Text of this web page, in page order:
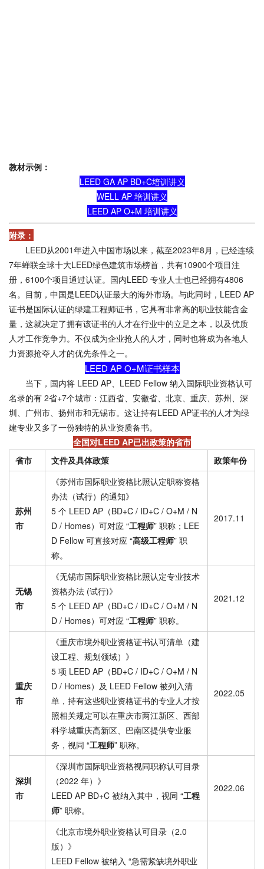
教材示例：
LEED GA AP BD+C培训讲义
WELL AP 培训讲义
LEED AP O+M 培训讲义
附录：
LEED从2001年进入中国市场以来，截至2023年8月，已经连续
7年蝉联全球十大LEED绿色建筑市场榜首，共有10900个项目注
册，6100个项目通过认证。国内LEED 专业人士也已经拥有4806
名。目前，中国是LEED认证最大的海外市场。与此同时，LEED AP
证书是国际认证的绿建工程师证书，它具有非常高的职业技能含金
量，这就决定了拥有该证书的人才在行业中的立足之本，以及优质
人才工作竞争力。不仅成为企业抢人的人才，同时也将成为各地人
力资源抢夺人才的优先条件之一。
LEED AP O+M证书样本
当下，国内将 LEED AP、LEED Fellow 纳入国际职业资格认可
名录的有 2省+7个城市：江西省、安徽省、北京、重庆、苏州、深
圳、广州市、扬州市和无锡市。这让持有LEED AP证书的人才为绿
建专业又多了一份独特的从业资质备书。
全国对LEED AP已出政策的省市
省市
文件及具体政策 政策年份
苏州
市
《苏州市国际职业资格比照认定职称资格
办法（试行）的通知》
5 个 LEED AP（BD+C / ID+C / O+M / N
D / Homes）可对应 “工程师” 职称；LEE
D Fellow 可直接对应 “高级工程师” 职
称。
2017.11
无锡
市
《无锡市国际职业资格比照认定专业技术
资格办法 (试行)》
5 个 LEED AP（BD+C / ID+C / O+M / N
D / Homes）可对应 “工程师” 职称。
2021.12
重庆
市
《重庆市境外职业资格证书认可清单（建
设工程、规划领域）》
5 项 LEED AP（BD+C / ID+C / O+M / N
D / Homes）及 LEED Fellow 被列入清
单，持有这些职业资格证书的专业人才按
照相关规定可以在重庆市两江新区、西部
科学城重庆高新区、巴南区提供专业服
务，视同 “工程师” 职称。
2022.05
深圳
市
《深圳市国际职业资格视同职称认可目录
（2022 年）》
LEED AP BD+C 被纳入其中，视同 “工程
师” 职称。
2022.06
《北京市境外职业资格认可目录（2.0
版）》
LEED Fellow 被纳入 “急需紧缺境外职业